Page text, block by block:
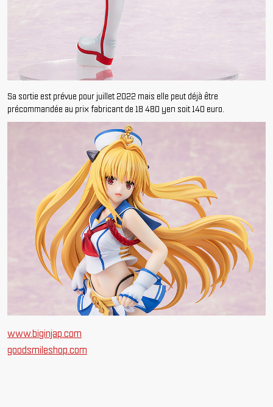
Sa sortie est prévue pour juillet 2022 mais elle peut déjà être
précommandée au prix fabricant de 18 480 yen soit 140 euro.
www.biginjap.com
goodsmileshop.com